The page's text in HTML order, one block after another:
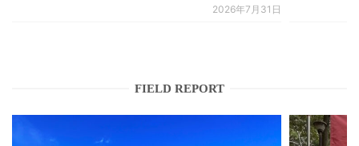
2026年7月31日
FIELD REPORT